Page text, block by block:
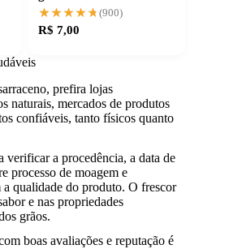
autêntica
★★★★★
★★★★★(900)
R$ 7,00
prefira lojas
naturais, mercados de produtos
confiáveis, tanto físicos quanto
verificar a procedência, a data de
processo de moagem e
a qualidade do produto. O frescor
e nas propriedades
grãos.
boas avaliações e reputação é